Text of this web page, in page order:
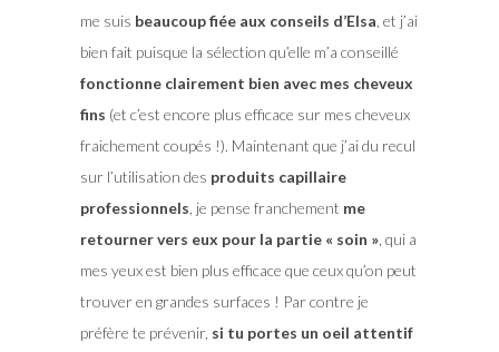
me suis beaucoup fiée aux conseils d’Elsa , et j’ai
bien fait puisque la sélection qu’elle m’a conseillé
fonctionne clairement bien avec mes cheveux
fins (et c’est encore plus efficace sur mes cheveux
fraichement coupés !). Maintenant que j’ai du recul
sur l’utilisation des produits capillaire
professionnels , je pense franchement me
retourner vers eux pour la partie « soin », qui a
mes yeux est bien plus efficace que ceux qu’on peut
trouver en grandes surfaces ! Par contre je
préfère te prévenir, si tu portes un oeil attentif